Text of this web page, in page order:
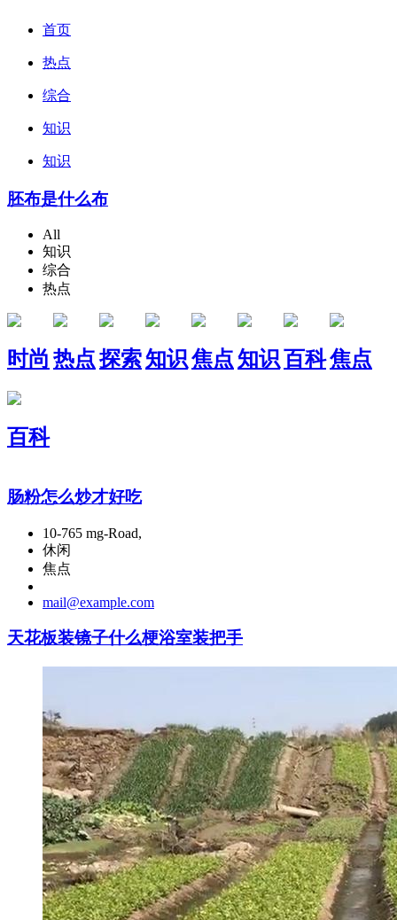
首页
热点
综合
知识
知识
胚布是什么布
All
知识
综合
热点
时尚 热点探索知识焦点知识百科焦点
百科
肠粉怎么炒才好吃
10-765 mg-Road,
休闲
焦点
mail@example.com
天花板装镜子什么梗浴室装把手